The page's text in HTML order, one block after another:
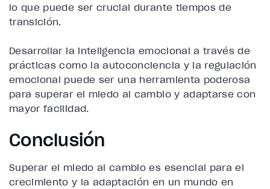
lo que puede ser crucial durante tiempos de
transición.
Desarrollar la inteligencia emocional a través de
prácticas como la autoconciencia y la regulación
emocional puede ser una herramienta poderosa
para superar el miedo al cambio y adaptarse con
mayor facilidad.
Conclusión
Superar el miedo al cambio es esencial para el
crecimiento y la adaptación en un mundo en